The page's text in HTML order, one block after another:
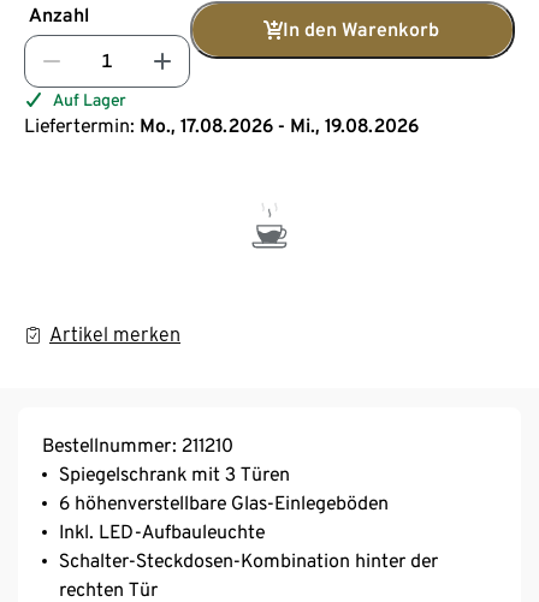
Anzahl
In den Warenkorb
Auf Lager
Liefertermin: Mo., 17.08.2026 - Mi., 19.08.2026
Artikel merken
Bestellnummer: 211210
Spiegelschrank mit 3 Türen
6 höhenverstellbare Glas-Einlegeböden
Inkl. LED-Aufbauleuchte
Schalter-Steckdosen-Kombination hinter der
rechten Tür